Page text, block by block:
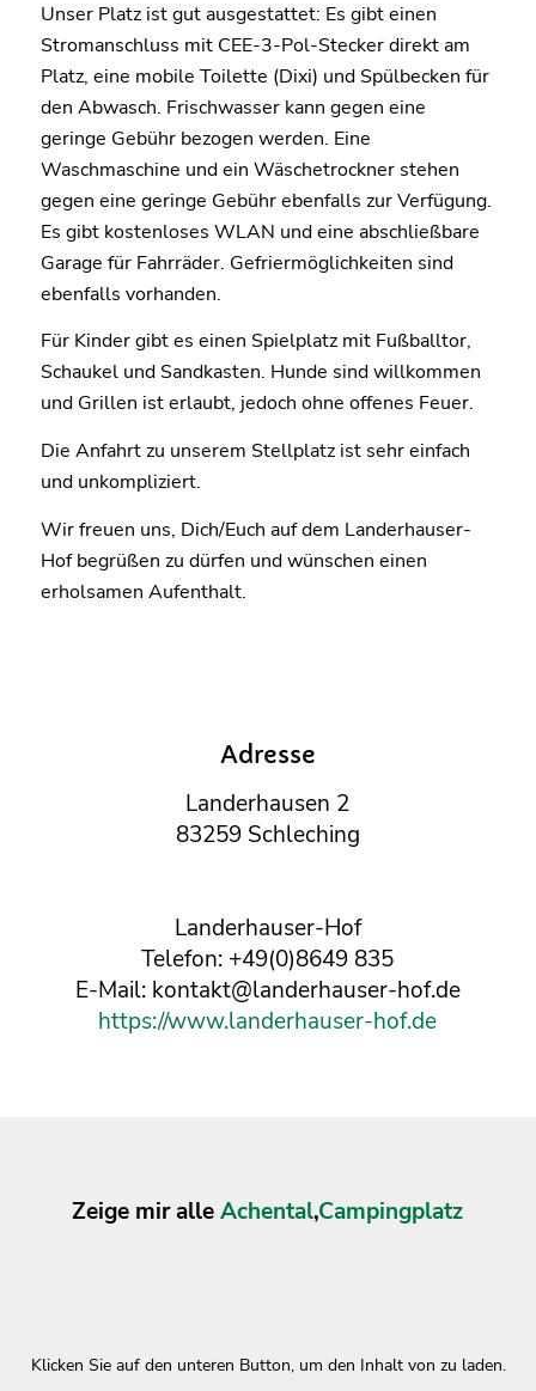
Unser Platz ist gut ausgestattet: Es gibt einen
Stromanschluss mit CEE-3-Pol-Stecker direkt am
Platz, eine mobile Toilette (Dixi) und Spülbecken für
den Abwasch. Frischwasser kann gegen eine
geringe Gebühr bezogen werden. Eine
Waschmaschine und ein Wäschetrockner stehen
gegen eine geringe Gebühr ebenfalls zur Verfügung.
Es gibt kostenloses WLAN und eine abschließbare
Garage für Fahrräder. Gefriermöglichkeiten sind
ebenfalls vorhanden.
Für Kinder gibt es einen Spielplatz mit Fußballtor,
Schaukel und Sandkasten. Hunde sind willkommen
und Grillen ist erlaubt, jedoch ohne offenes Feuer.
Die Anfahrt zu unserem Stellplatz ist sehr einfach
und unkompliziert.
Wir freuen uns, Dich/Euch auf dem Landerhauser-
Hof begrüßen zu dürfen und wünschen einen
erholsamen Aufenthalt.
Adresse
Landerhausen 2
83259 Schleching
Landerhauser-Hof
Telefon: +49(0)8649 835
E-Mail: kontakt@landerhauser-hof.de
https://www.landerhauser-hof.de
Zeige mir alleAchental,Campingplatz
Klicken Sie auf den unteren Button, um den Inhalt von zu laden.